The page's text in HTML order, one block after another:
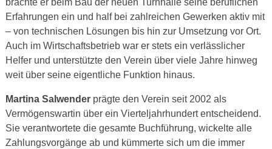
brachte er beim Bau der neuen Turnhalle seine beruflichen
Erfahrungen ein und half bei zahlreichen Gewerken aktiv mit
– von technischen Lösungen bis hin zur Umsetzung vor Ort.
Auch im Wirtschaftsbetrieb war er stets ein verlässlicher
Helfer und unterstützte den Verein über viele Jahre hinweg
weit über seine eigentliche Funktion hinaus.
Martina Salwenderprägte den Verein seit 2002 als
Vermögenswartin über ein Vierteljahrhundert entscheidend.
Sie verantwortete die gesamte Buchführung, wickelte alle
Zahlungsvorgänge ab und kümmerte sich um die immer